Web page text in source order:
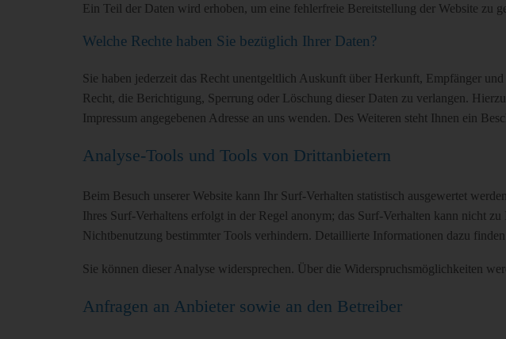
Ein Teil der Daten wird erhoben, um eine fehlerfreie Bereitstellung der Website zu
Welche Rechte haben Sie bezüglich Ihrer Daten?
Sie haben jederzeit das Recht unentgeltlich Auskunft über Herkunft, Empfänger
Recht, die Berichtigung, Sperrung oder Löschung dieser Daten zu verlangen.
Impressum angegebenen Adresse an uns wenden. Des Weiteren steht Ihnen ein
Analyse-Tools und Tools von Drittanbietern
Beim Besuch unserer Website kann Ihr Surf-Verhalten statistisch ausgewertet
Ihres Surf-Verhaltens erfolgt in der Regel anonym; das Surf-Verhalten kann nicht
Nichtbenutzung bestimmter Tools verhindern. Detaillierte Informationen dazu
Sie können dieser Analyse widersprechen. Über die Widerspruchsmöglichkeiten
Anfragen an Anbieter sowie an den Betreiber